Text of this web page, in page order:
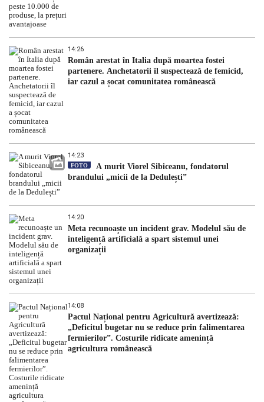
14:26
Român arestat în Italia după moartea fostei
partenere. Anchetatorii îl suspectează de femicid,
iar cazul a șocat comunitatea românească
14:23
FOTO
A murit Viorel Sibiceanu, fondatorul
brandului „micii de la Dedulești”
14:20
Meta recunoaște un incident grav. Modelul său de
inteligență artificială a spart sistemul unei
organizații
14:08
Pactul Național pentru Agricultură avertizează:
„Deficitul bugetar nu se reduce prin falimentarea
fermierilor”. Costurile ridicate amenință
agricultura românească